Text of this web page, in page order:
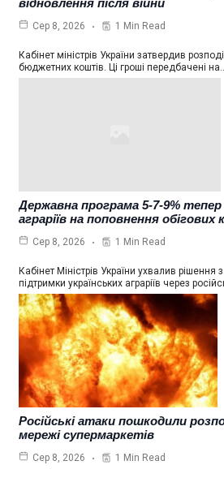
відновлення після війни
Сер 8, 2026 1 Min Read
Кабінет міністрів України затвердив
бюджетних коштів. Ці гроші передбачені
Державна програма 5-7-9%
аграріїв на поповнення обігових
Сер 8, 2026 1 Min Read
Кабінет Міністрів України ухвалив рішення
підтримки українських аграріїв через
Російські атаки пошкодили
мережі супермаркетів
Сер 8, 2026 1 Min Read